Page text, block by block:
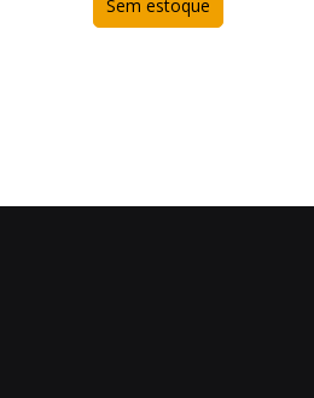
Sem estoque